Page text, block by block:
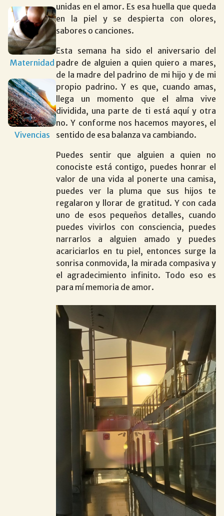
Maternidad
Vivencias
unidas en el amor. Es esa huella que queda
en la piel y se despierta con olores,
sabores o canciones.
Esta semana ha sido el aniversario del
padre de alguien a quien quiero a mares,
de la madre del padrino de mi hijo y de mi
propio padrino. Y es que, cuando amas,
llega un momento que el alma vive
dividida, una parte de ti está aquí y otra
no. Y conforme nos hacemos mayores, el
sentido de esa balanza va cambiando.
Puedes sentir que alguien a quien no
conociste está contigo, puedes honrar el
valor de una vida al ponerte una camisa,
puedes ver la pluma que sus hijos te
regalaron y llorar de gratitud. Y con cada
uno de esos pequeños detalles, cuando
puedes vivirlos con consciencia, puedes
narrarlos a alguien amado y puedes
acariciarlos en tu piel, entonces surge la
sonrisa conmovida, la mirada compasiva y
el agradecimiento infinito. Todo eso es
para mí memoria de amor.